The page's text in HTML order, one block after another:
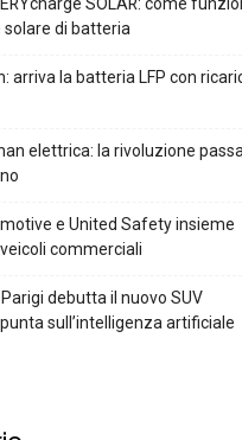
di batteria
arriva la batteria LFP con
elettrica: la rivoluzione passa
e United Safety insieme
commerciali
Parigi debutta il nuovo SUV
sull’intelligenza artificiale